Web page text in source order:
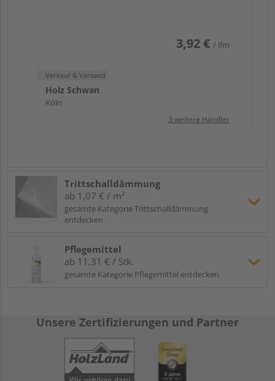
3,92 € / lfm
Verkauf & Versand
Holz Schwan
Köln
3 weitere Händler
Trittschalldämmung
ab 1,07 € / m²
gesamte Kategorie Trittschalldämmung
entdecken
Pflegemittel
ab 11,31 € / Stk.
gesamte Kategorie Pflegemittel entdecken
Unsere Zertifizierungen und Partner